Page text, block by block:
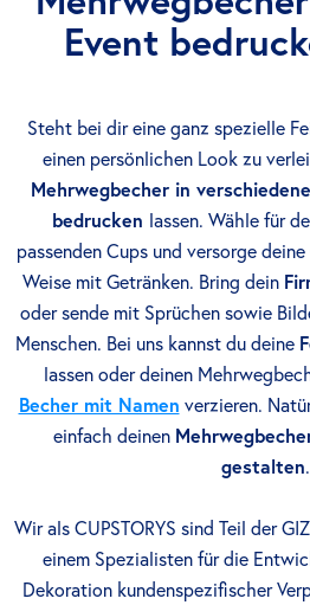
Event
Steht bei dir eine ganz spezielle
einen persönlichen Look zu
Mehrwegbecher in
bedrucken lassen. Wähle für
passenden Cups und versorge
Weise mit Getränken. Bring dein
oder sende mit Sprüchen sowie
Menschen. Bei uns kannst du deine
lassen oder deinen
Becher mit Namen verzieren.
einfach deinen
gestalten.
Wir als CUPSTORYS sind Teil der
einem Spezialisten für die
Dekoration kundenspezifischer